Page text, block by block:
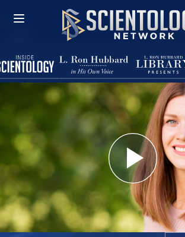
Play
Video